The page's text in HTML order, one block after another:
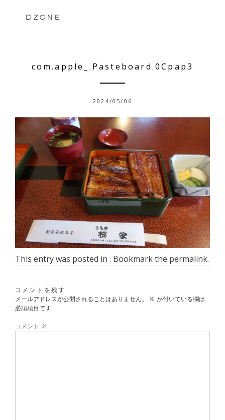
DZONE
com.apple_.Pasteboard.0Cpap3
2024/05/06
This entry was posted in . Bookmark the permalink.
コメントを残す
メールアドレスが公開されることはありません。
※ が付いている欄は
必須項目です
コメント ※